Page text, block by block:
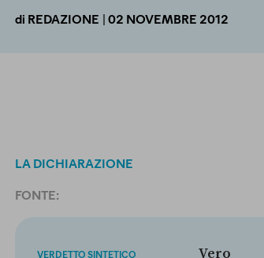
di REDAZIONE | 02 NOVEMBRE 2012
LA DICHIARAZIONE
FONTE:
VERDETTO SINTETICO Vero